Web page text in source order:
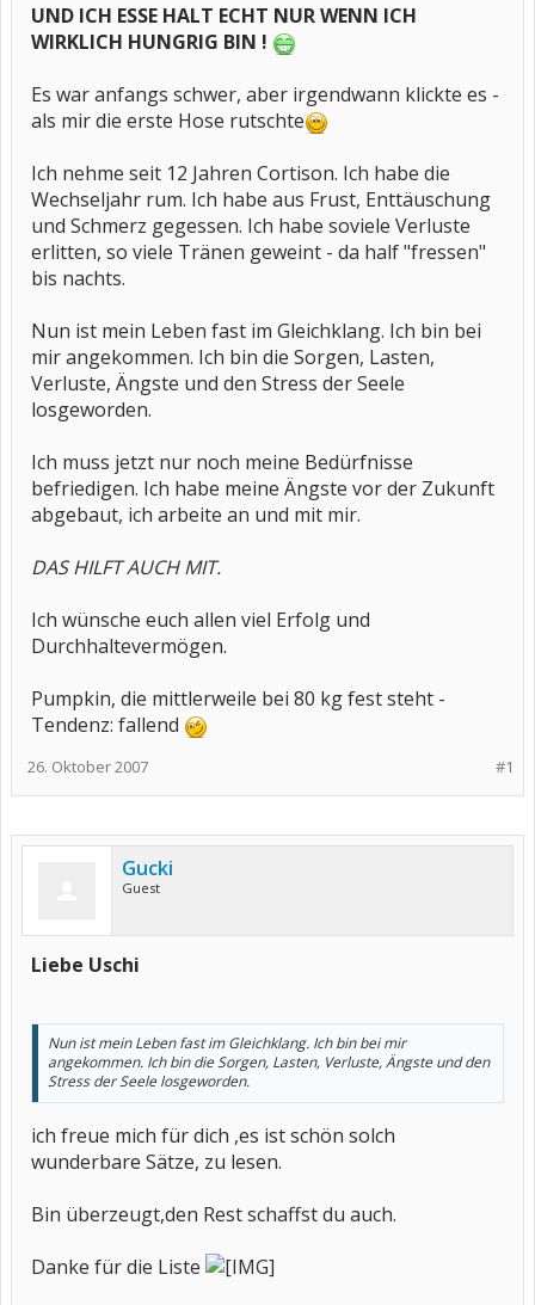
UND ICH ESSE HALT ECHT NUR WENN ICH
WIRKLICH HUNGRIG BIN !
Es war anfangs schwer, aber irgendwann klickte es -
als mir die erste Hose rutschte
Ich nehme seit 12 Jahren Cortison. Ich habe die
Wechseljahr rum. Ich habe aus Frust, Enttäuschung
und Schmerz gegessen. Ich habe soviele Verluste
erlitten, so viele Tränen geweint - da half "fressen"
bis nachts.
Nun ist mein Leben fast im Gleichklang. Ich bin bei
mir angekommen. Ich bin die Sorgen, Lasten,
Verluste, Ängste und den Stress der Seele
losgeworden.
Ich muss jetzt nur noch meine Bedürfnisse
befriedigen. Ich habe meine Ängste vor der Zukunft
abgebaut, ich arbeite an und mit mir.
DAS HILFT AUCH MIT.
Ich wünsche euch allen viel Erfolg und
Durchhaltevermögen.
Pumpkin, die mittlerweile bei 80 kg fest steht -
Tendenz: fallend
#1
26. Oktober 2007
Gucki
Guest
Liebe Uschi
Nun ist mein Leben fast im Gleichklang. Ich bin bei mir
angekommen. Ich bin die Sorgen, Lasten, Verluste, Ängste und den
Stress der Seele losgeworden.
ich freue mich für dich ,es ist schön solch
wunderbare Sätze, zu lesen.
Bin überzeugt,den Rest schaffst du auch.
Danke für die Liste